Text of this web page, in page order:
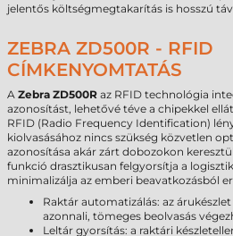
jelentős költségmegtakarítás is hosszú
ZEBRA ZD500R - RFID
CÍMKENYOMTATÁS
A Zebra ZD500R az RFID technológia
azonosítást, lehetővé téve a chipekkel
RFID (Radio Frequency Identification)
kiolvasásához nincs szükség közvetlen
azonosítása akár zárt dobozokon
funkció drasztikusan felgyorsítja a
minimalizálja az emberi beavatkozásból
Raktár automatizálás: az
azonnali, tömeges beolvasás
Leltár gyorsítás: a raktári